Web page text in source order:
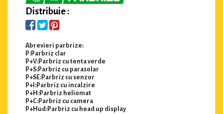
Distribuie :
Abrevieri parbrize:
P:Parbriz clar
P+V:Parbriz cu tenta verde
P+S:Parbriz cu parasolar
P+SE:Parbriz cu senzor
P+I:Parbriz cu incalzire
P+H:Parbriz heliomat
P+C:Parbriz cu camera
P+Hud:Parbriz cu head up display